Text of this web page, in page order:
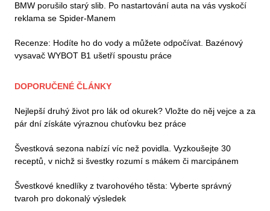
BMW porušilo starý slib. Po nastartování auta na vás vyskočí
reklama se Spider-Manem
Recenze: Hodíte ho do vody a můžete odpočívat. Bazénový
vysavač WYBOT B1 ušetří spoustu práce
DOPORUČENÉ ČLÁNKY
Nejlepší druhý život pro lák od okurek? Vložte do něj vejce a za
pár dní získáte výraznou chuťovku bez práce
Švestková sezona nabízí víc než povidla. Vyzkoušejte 30
receptů, v nichž si švestky rozumí s mákem či marcipánem
Švestkové knedlíky z tvarohového těsta: Vyberte správný
tvaroh pro dokonalý výsledek